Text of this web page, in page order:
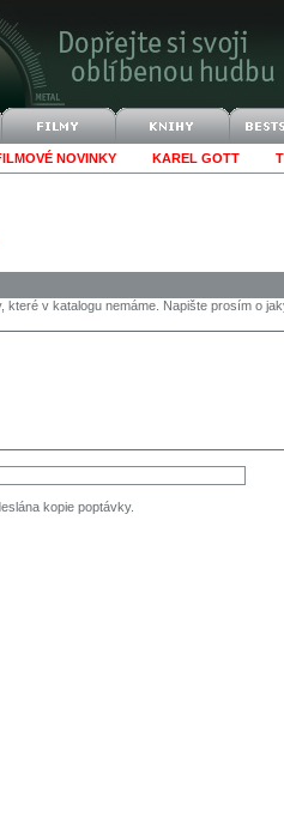
NOVINKY KAREL GOTT
které v katalogu nemáme. Napište prosím o
kopie poptávky.